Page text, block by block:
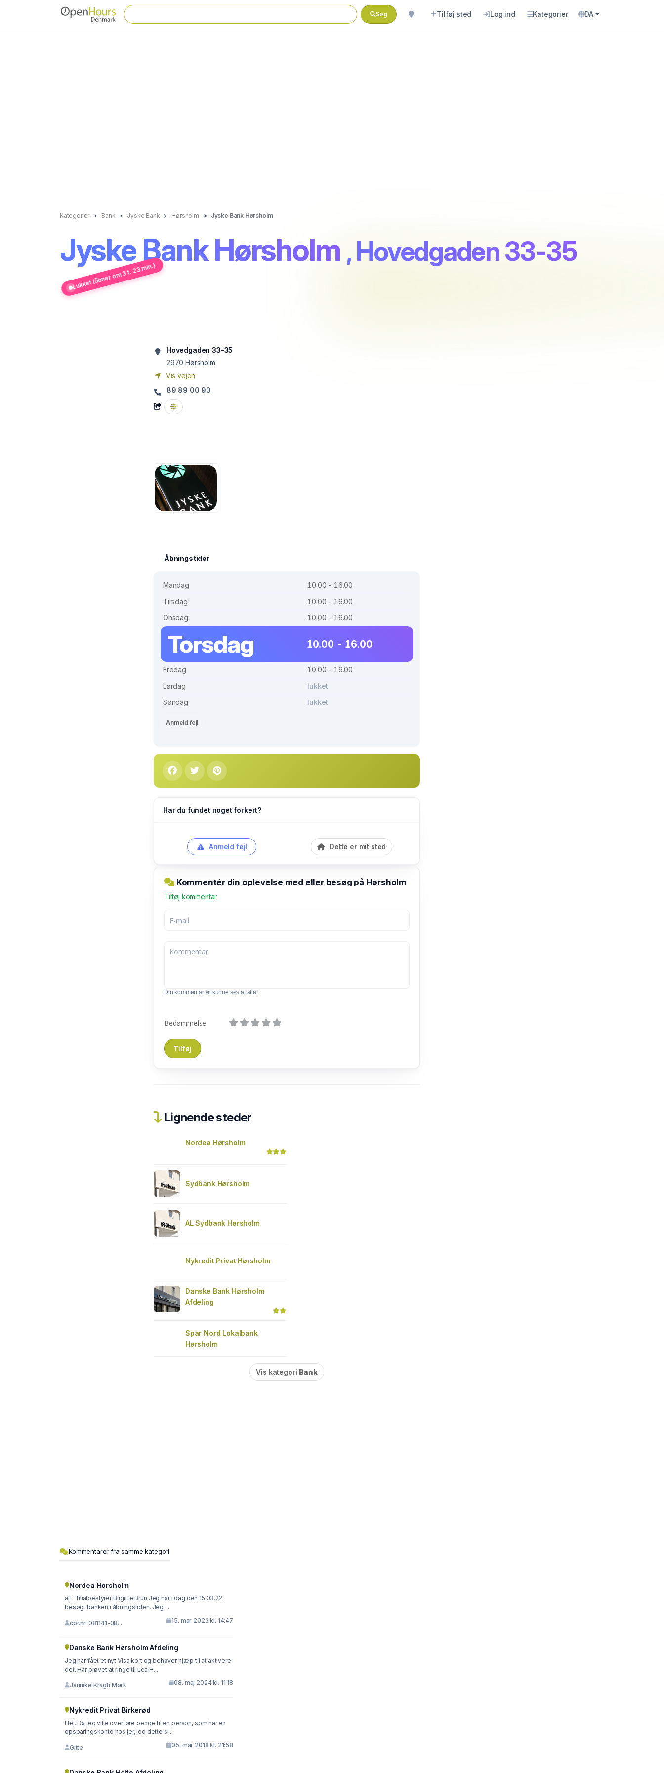
Søg Tilføj sted Log ind Kategorier DA
Kategorier Bank Jyske Bank Hørsholm Jyske Bank Hørsholm
Jyske Bank Hørsholm , Hovedgaden 33-35
Lukket (åbner om 3 t. 23 min.)
Hovedgaden 33-35
2970 Hørsholm
Vis vejen
89 89 00 90
Åbningstider
Mandag
10.00 - 16.00
Tirsdag
10.00 - 16.00
Onsdag
10.00 - 16.00
Torsdag 10.00 - 16.00
Fredag
10.00 - 16.00
Lørdag
lukket
Søndag
lukket
Anmeld fejl
Har du fundet noget forkert?
Anmeld fejl Dette er mit sted
Kommentér din oplevelse med eller besøg på Hørsholm
Tilføj kommentar
Din kommentar vil kunne ses af alle!
Bedømmelse
Lignende steder
Nordea Hørsholm
Sydbank Hørsholm
AL Sydbank Hørsholm
Nykredit Privat Hørsholm
Danske Bank Hørsholm
Afdeling
Spar Nord Lokalbank
Hørsholm
Vis kategori Bank
Kommentarer fra samme kategori
Nordea Hørsholm
att.: filialbestyrer Birgitte Brun Jeg har i dag den 15.03.22
besøgt banken i åbningstiden. Jeg ...
cpr.nr. 081141-08... 15. mar 2023 kl. 14:47
Danske Bank Hørsholm Afdeling
Jeg har fået et nyt Visa kort og behøver hjælp til at aktivere
det. Har prøvet at ringe til Lea H...
Jannike Kragh Mørk 08. maj 2024 kl. 11:18
Nykredit Privat Birkerød
Hej. Da jeg ville overføre penge til en person, som har en
opsparingskonto hos jer, lod dette si...
Gitte 05. mar 2018 kl. 21:58